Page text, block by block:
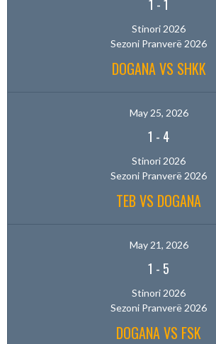
1 -1
Stinori 2026
Sezoni Pranverë 2026
DOGANA VS SHKK
May 25, 2026
1 - 4
Stinori 2026
Sezoni Pranverë 2026
TEB VS DOGANA
May 21, 2026
1 - 5
Stinori 2026
Sezoni Pranverë 2026
DOGANA VS FSK